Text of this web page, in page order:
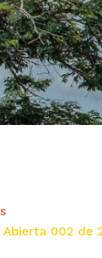
002 de